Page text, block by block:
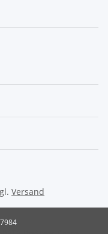
Versand